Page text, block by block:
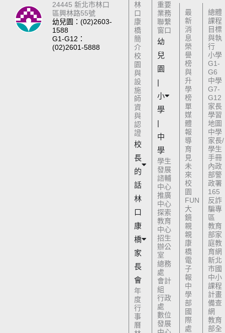
24445 新北市林口
區興林路55號
幼兒園：(02)2603-
1588
G1-G12：
(02)2601-5888
林
口
康
橋
簡
介
校
園
與
設
施
師
資
與
認
證
校
長
的
話
林
口
康
橋
家
長
會
年
度
行
事
曆
重要
業務
聯繫
窗口
幼
兒
園
|
小
學
|
中
學
學生
發展
諮輔
中心
推廣
中心
探索
教育
中心
招生
辦公
室
總務
處
會計
組
行政
處
數位
發展
最
新
消
息
榮
譽
榜
與
升
學
榜
單
媒
體
報
導
育
見
未
來
校
園
FUN
大
鏡
親
親
康
橋
電
子
報
中
學
部
國
際
處
總體
課程
目標
與執
行
小學
G1-
G6
中學
G7-
G12
家長
學習
地圖
中學
家長/
學生
手冊
內政
部警
政署
165
反詐
騙專
區
教育
部家
庭教
育網
新北
市國
中小
課程
計畫
備查
網
教育
部全